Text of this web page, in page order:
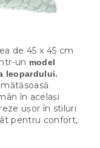
de 45 x 45 cm
un model
leopardului.
în același
ușor în stiluri
pentru confort,